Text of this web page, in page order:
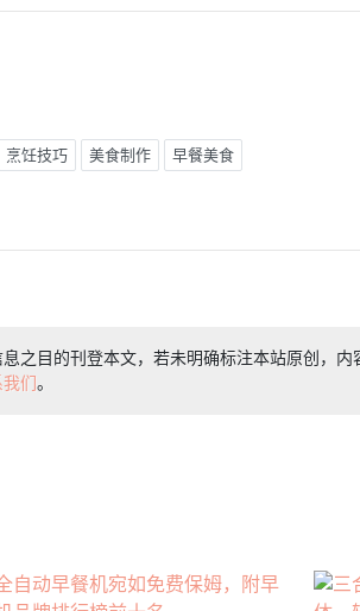
烹饪技巧 美食制作 早餐美食
之目的刊登本文，若未明确标注本站原创，
们。